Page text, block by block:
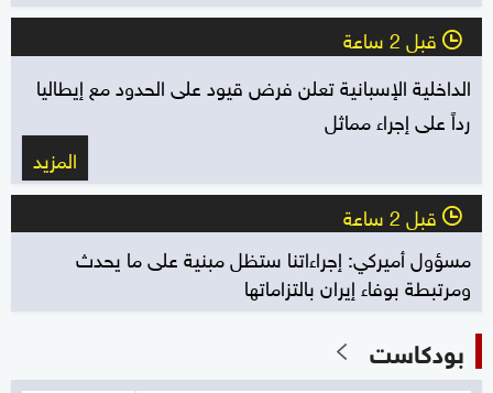
l قبل 2 ساعة
الداخلية الإسبانية تعلن فرض قيود على الحدود مع إيطاليا
رداً على إجراء مماثل
المزيد
l قبل 2 ساعة
مسؤول أميركي: إجراءاتنا ستظل مبنية على ما يحدث
ومرتبطة بوفاء إيران بالتزاماتها
بودكاست